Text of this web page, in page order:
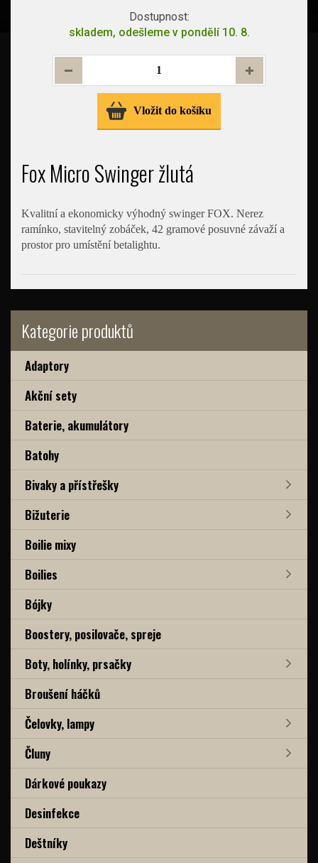
Kategorie produktů
Adaptory
Akční sety
Baterie, akumulátory
Batohy
Bivaky a přístřešky
Bižuterie
Boilie mixy
Boilies
Bójky
Boostery, posilovače, spreje
Boty, holínky, prsačky
Broušení háčků
Čelovky, lampy
Čluny
Dárkové poukazy
Desinfekce
Deštníky
Dostupnost:
skladem, odešleme v pondělí 10. 8.
Vložit do košíku
Fox Micro Swinger žlutá
Kvalitní a ekonomicky výhodný swinger FOX. Nerez
ramínko, stavitelný zobáček, 42 gramové posuvné závaží a
prostor pro umístění betalightu.